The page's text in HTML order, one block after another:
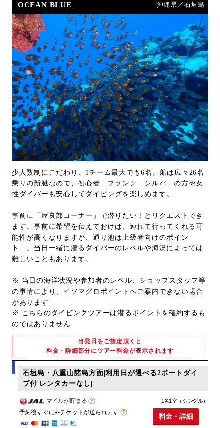
OCEAN BLUE 沖縄県／石垣島
少人数制にこだわり、1チーム最大でも6名。船は広々26名
乗りの新艇なので、初心者・ブランク・シルバーの方や女
性ダイバーも安心してダイビングを楽しめます。
事前に「屋良部コーナー」で潜りたい！とリクエストでき
ます。事前に希望を伝えておけば、連れて行ってくれる可
能性が高くなりますが、通り池は上級者向けのポイン
ト…。当日一緒に潜るダイバーのレベルや海況によっては
難しいこともあります。
※ 当日の海洋状況や参加者のレベル、ショップスタッフ等
の事情により、イソマグロポイントへご案内できない場合
があります
※ こちらのダイビングツアーは潜るポイントを確約するも
のではありません
出発日をご指定頂くと
料金・詳細部分にツアー料金が表示されます
石垣島・八重山諸島方面|利用日が選べる2ボートダイ
ブ付|レンタカーなし|
マイルが貯まる
予約後すぐにe-チケットが送られます
1名1室（シングル）
料金・詳細